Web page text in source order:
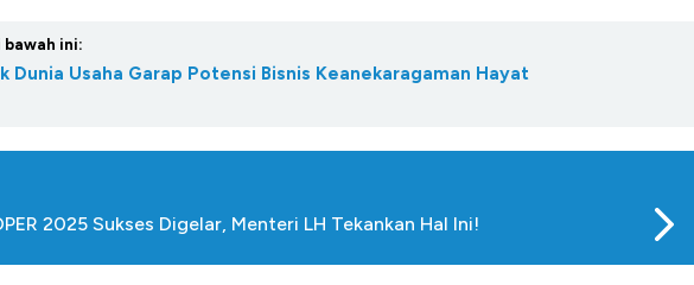
bawah ini:
Dunia Usaha Garap Potensi Bisnis Keanekaragaman Hayat
2025 Sukses Digelar, Menteri LH Tekankan Hal Ini!